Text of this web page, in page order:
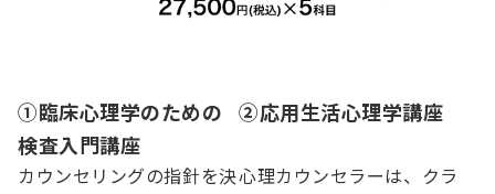
①臨床心理学のための
検査入門講座
カウンセリングの指針を決
②応用生活心理学講座
心理カウンセラーは、クラ